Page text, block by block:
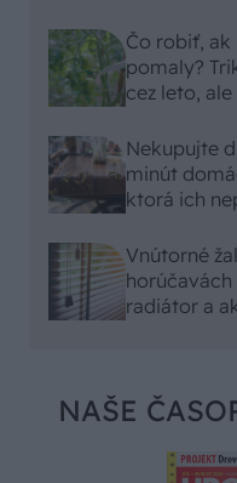
Čo robiť,
pomaly?
cez leto,
Nekupujte
minút
ktorá ich
Vnútorné
horúčavách
radiátor a
NAŠE